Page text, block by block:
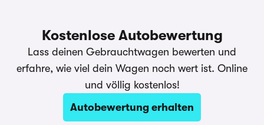
Kostenlose Autobewertung
Lass deinen Gebrauchtwagen bewerten und
erfahre, wie viel dein Wagen noch wert ist. Online
und völlig kostenlos!
Autobewertung erhalten